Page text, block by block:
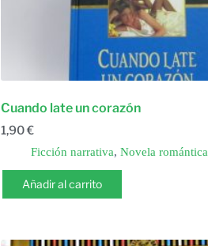
Cuando late un corazón
1,90€
Ficción narrativa, Novela romántica
Añadir al carrito